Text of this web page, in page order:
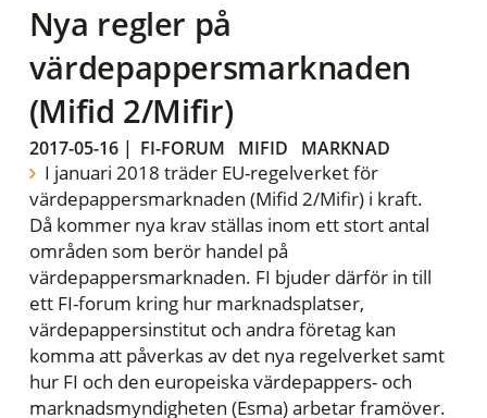
Nya regler på
värdepappersmarknaden
(Mifid 2/Mifir)
2017-05-16| FI-FORUM MIFID MARKNAD
I januari 2018 träder EU-regelverket för
värdepappersmarknaden (Mifid 2/Mifir) i kraft.
Då kommer nya krav ställas inom ett stort antal
områden som berör handel på
värdepappersmarknaden. FI bjuder därför in till
ett FI-forum kring hur marknadsplatser,
värdepappersinstitut och andra företag kan
komma att påverkas av det nya regelverket samt
hur FI och den europeiska värdepappers- och
marknadsmyndigheten (Esma) arbetar framöver.